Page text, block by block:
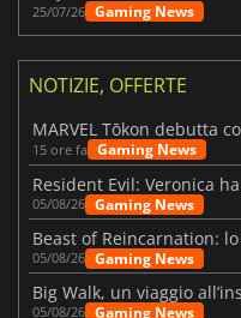
25/07/26 Gaming News
NOTIZIE, OFFERTE
15 ore fa Gaming News
05/08/26 Gaming News
05/08/26 Gaming News
Big Walk, un viaggio
05/08/26 Gaming News